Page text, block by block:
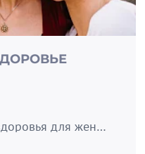
Комплексная проверка здоровья для женщин: оценка работы основных систем орагнизма и онкоскрининг репродуктивной системы.